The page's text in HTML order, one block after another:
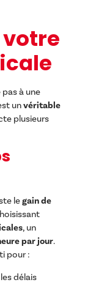
pas à une
unvéritable
plusieurs
legain de
, un
par jour.
pour :
délais